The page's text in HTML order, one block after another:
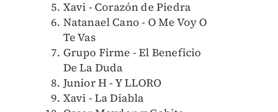
Xavi - Corazón de Piedra
Natanael Cano - O Me Voy O
Te Vas
Grupo Firme - El Beneficio
De La Duda
Junior H - Y LLORO
Xavi - La Diabla